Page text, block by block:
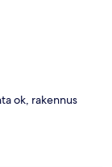
ok, rakennus